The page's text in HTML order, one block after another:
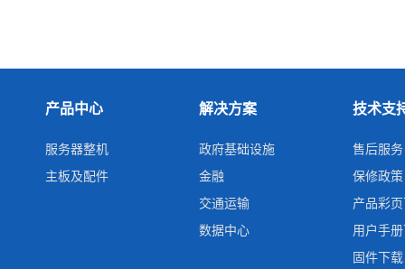
产品中心
服务器整机
主板及配件
解决方案
政府基础设施
金融
交通运输
数据中心
技术支
售后服务
保修政策
产品彩
用户手
固件下载